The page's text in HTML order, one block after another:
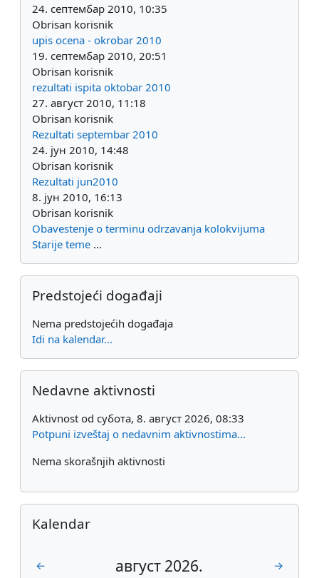
24. септембар 2010, 10:35
Obrisan korisnik
upis ocena - okrobar 2010
19. септембар 2010, 20:51
Obrisan korisnik
rezultati ispita oktobar 2010
27. август 2010, 11:18
Obrisan korisnik
Rezultati septembar 2010
24. јун 2010, 14:48
Obrisan korisnik
Rezultati jun2010
8. јун 2010, 16:13
Obrisan korisnik
Obavestenje o terminu odrzavanja kolokvijuma
Starije teme ...
Preskoči Predstojeći događaji
Predstojeći događaji
Nema predstojećih događaja
Idi na kalendar...
Preskoči Nedavne aktivnosti
Nedavne aktivnosti
Aktivnost od субота, 8. август 2026, 08:33
Potpuni izveštaj o nedavnim aktivnostima...
Nema skorašnjih aktivnosti
Preskoči Kalendar
Kalendar
← 1 јул 2026, 12:00август 2026. 1 сеп
→